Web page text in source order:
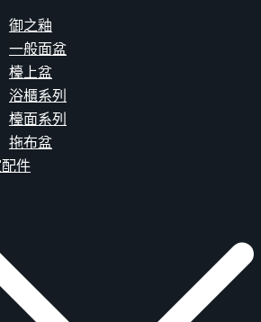
御之釉
一般面盆
檯上盆
浴櫃系列
檯面系列
拖布盆
件